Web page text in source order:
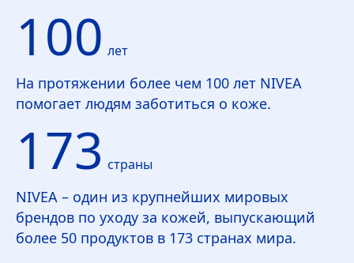
100 лет
На протяжении более чем 100 лет NIVEA
помогает людям заботиться о коже.
173 страны
NIVEA – один из крупнейших мировых
брендов по уходу за кожей, выпускающий
более 50 продуктов в 173 странах мира.